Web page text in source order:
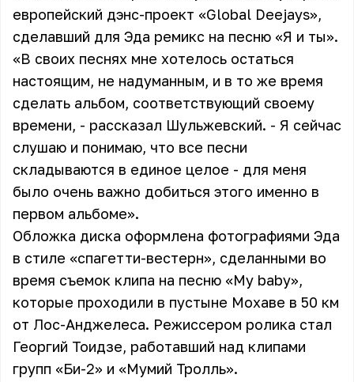
европейский дэнс-проект «Global Deejays»,
сделавший для Эда ремикс на песню «Я и ты».
«В своих песнях мне хотелось остаться
настоящим, не надуманным, и в то же время
сделать альбом, соответствующий своему
времени, - рассказал Шульжевский. - Я сейчас
слушаю и понимаю, что все песни
складываются в единое целое - для меня
было очень важно добиться этого именно в
первом альбоме».
Обложка диска оформлена фотографиями Эда
в стиле «спагетти-вестерн», сделанными во
время съемок клипа на песню «My baby»,
которые проходили в пустыне Мохаве в 50 км
от Лос-Анджелеса. Режиссером ролика стал
Георгий Тоидзе, работавший над клипами
групп «Би-2» и «Мумий Тролль».